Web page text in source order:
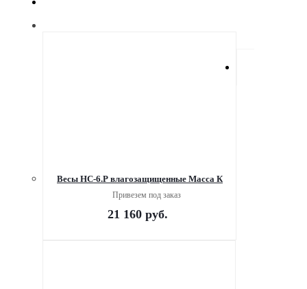
Весы HC-6.P влагозащищенные Масса К
Привезем под заказ
21 160руб.